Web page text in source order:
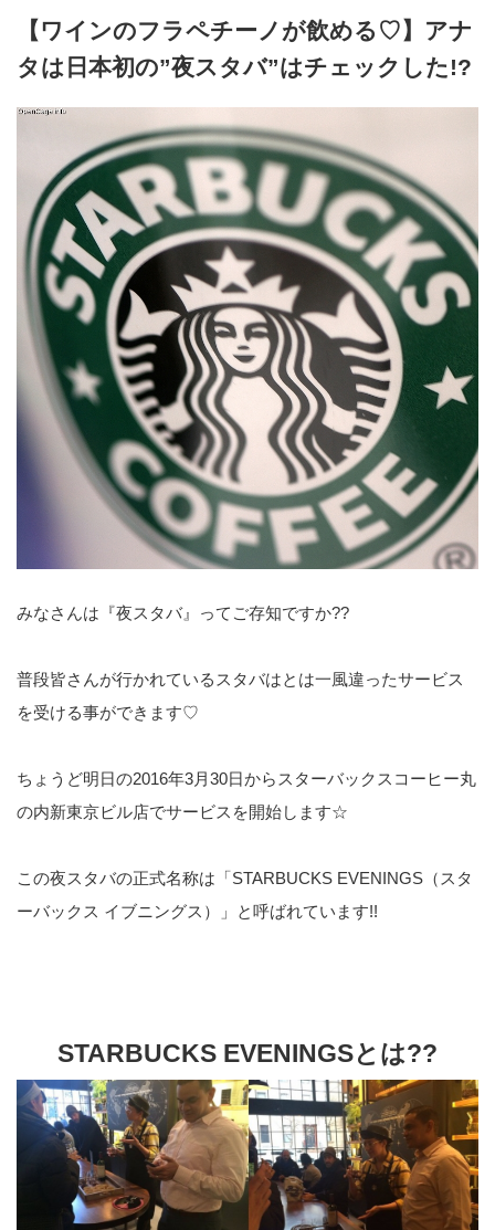
【ワインのフラペチーノが飲める♡】アナ
タは日本初の”夜スタバ”はチェックした!?
みなさんは『夜スタバ』ってご存知ですか??
普段皆さんが行かれているスタバはとは一風違ったサービス
を受ける事ができます♡
ちょうど明日の2016年3月30日からスターバックスコーヒー丸
の内新東京ビル店でサービスを開始します☆
この夜スタバの正式名称は 「STARBUCKS EVENINGS（スタ
ーバックス イブニングス）」
と呼ばれています!!
STARBUCKS EVENINGSとは??